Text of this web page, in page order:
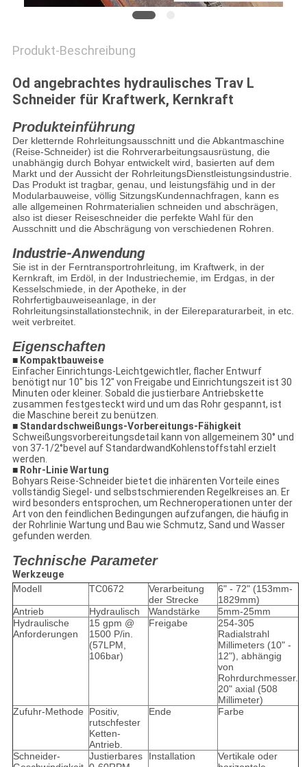
Produkt-Beschreibung
Od angebrachtes hydraulisches Trav L
Schneider für Kraftwerk, Kernkraft
Produkteinführung
Der kletternde Rohrleitungsausschnitt und die Abkantmaschine
(Reise-Schneider) ist die Rohrverarbeitungsausrüstung, die
unabhängig durch Bohyar entwickelt wird, basierten auf dem
Markt und der Aussicht der RohrleitungsDienstleistungsindustrie.
Das Produkt ist tragbar, genau, und leistungsfähig und in der
Modularbauweise, völlig SitzungsKundennachfragen, kann es
alle allgemeinen Rohrmaterialien schneiden und abschrägen,
also ist dieser Reiseschneider die perfekte Wahl für den
Ausschnitt und die Abschrägung von verschiedenen Rohren.
Industrie-Anwendung
Sie ist in der Ferntransportrohrleitung, im Kraftwerk, in der
Kernkraft, im Erdöl, in der Industriechemie, im Erdgas, in der
Kesselschmiede, in der Apotheke, in der
Rohrfertigbauweiseanlage, in der
Rohrleitungsinstallationstechnik, in der Eilereparaturarbeit, in etc.
weit verbreitet.
Eigenschaften
■ Kompaktbauweise
Einfacher Einrichtungs-Leichtgewichtler, flacher Entwurf
benötigt nur 10" bis 12" von Freigabe und Einrichtungszeit ist 30
Minuten oder kleiner. Sobald die justierbare Antriebskette
zusammen festgesteckt wird und um das Rohr gespannt, ist
die Maschine bereit zu benützen.
■ Standardschweißungs-Vorbereitungs-Fähigkeit
Schweißungsvorbereitungsdetail kann von allgemeinem 30° und
von 37-1/2°bevel auf StandardwandKohlenstoffstahl erzielt
werden.
■ Rohr-Linie Wartung
Bohyars Reise-Schneider bietet die inhärenten Vorteile eines
vollständig Siegel- und selbstschmierenden Regelkreises an. Er
wird besonders entsprochen, um Rechneroperationen unter der
Art von den feindlichen Bedingungen aufzufangen, die häufig in
der Rohrlinie Wartung und Bau wie Schmutz, Sand und Wasser
gefunden werden.
Technische Parameter
Werkzeuge
Modell
TC0672
Verarbeitung
der Strecke
6" - 72" (153mm-
1829mm)
Antrieb
Hydraulisch Wandstärke
5mm-25mm
Hydraulische
Anforderungen
15 gpm @
1500 P/in.
(57LPM,
106bar)
Freigabe
254-305
Radialstrahl
Millimeters (10" -
12"), abhängig
von
Rohrdurchmesser.
20" axial (508
Millimeter)
Zufuhr-Methode
Positiv,
rutschfester
Ketten-
Antrieb.
Ende Farbe
Schneider-
Justierbares
Installation
Vertikale oder